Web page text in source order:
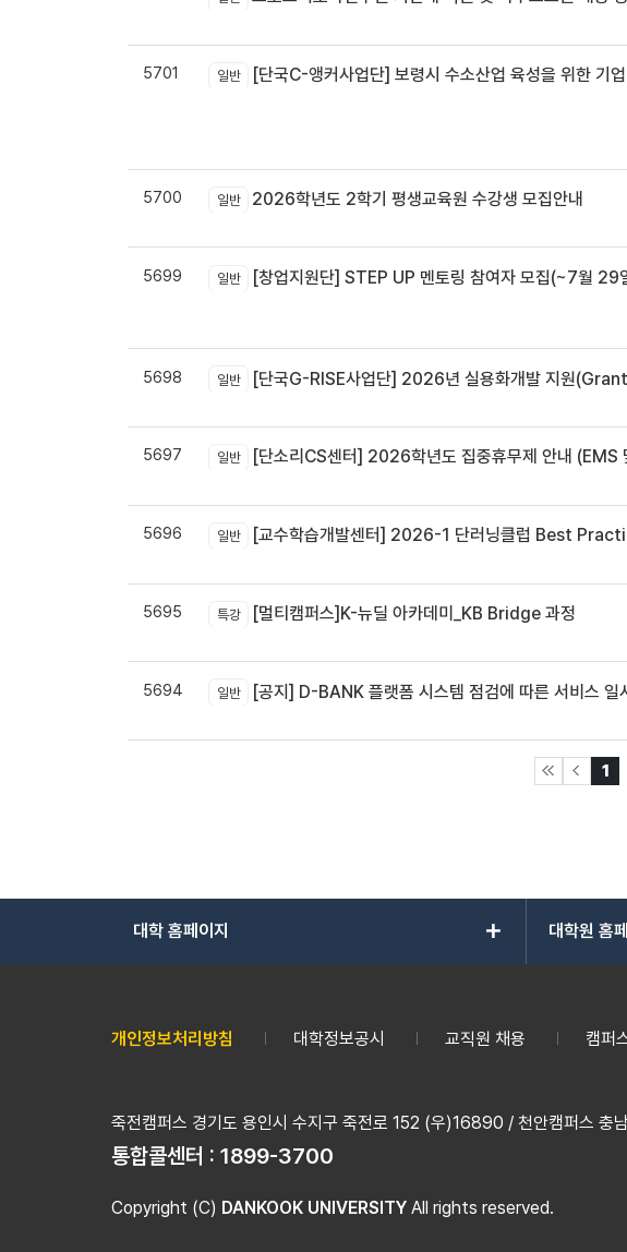
5701 일반 [단국C-앵커사업단] 보령시 수소산업 육성을 위한 기
5700 일반 2026학년도 2학기 평생교육원 수강생 모집안내
5699 일반 [창업지원단] STEP UP 멘토링 참여자 모집(~7월 29
5698 일반 [단국G-RISE사업단] 2026년 실용화개발 지원
5697 일반 [단소리CS센터] 2026학년도 집중휴무제 안내 (EMS 및 이메
5696 일반 [교수학습개발센터] 2026-1 단러닝클럽 Best
5695 특강 [멀티캠퍼스]K-뉴딜 아카데미_KB Bridge 과정
5694 일반 [공지] D-BANK 플랫폼 시스템 점검에 따른 서비스 일
1
대학 홈페이지 add 대학원 홈
개인정보처리방침 대학정보공시 교직원 채용 캠퍼
죽전캠퍼스 경기도 용인시 수지구 죽전로 152 (우)16890 / 천안캠퍼스 충
통합콜센터 : 1899-3700
Copyright (C) DANKOOK UNIVERSITY All rights reserved.